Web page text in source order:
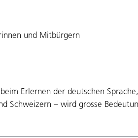
und Mitbürgern
Erlernen der deutschen
Schweizern – wird grosse